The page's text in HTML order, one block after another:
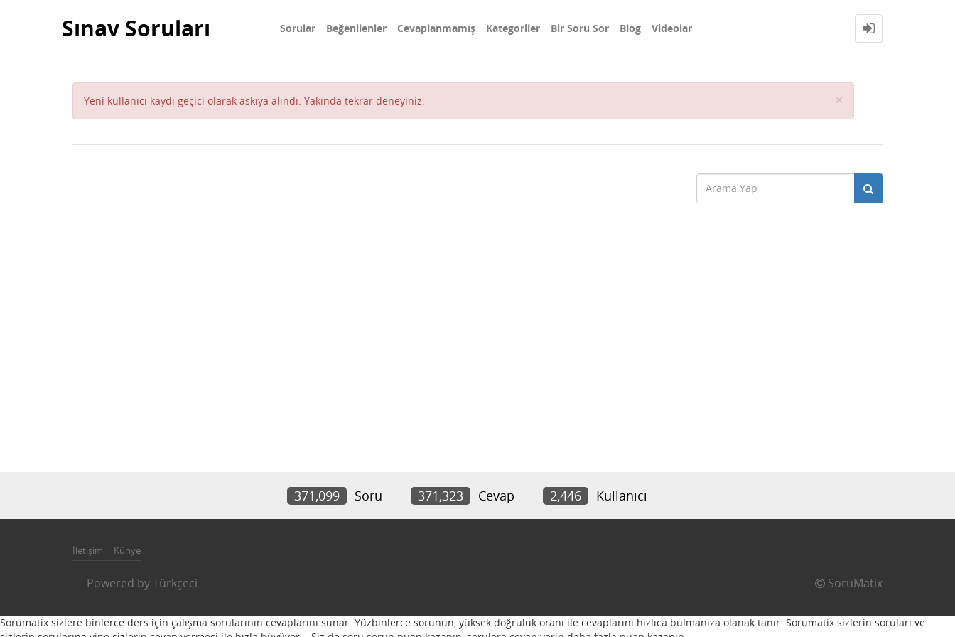
Sınav Soruları Sorular Beğenilenler Cevaplanmamış Kategoriler Bir Soru Sor Blog Videolar
Yeni kullanıcı kaydı geçici olarak askıya alındı. Yakında tekrar deneyiniz. ×
371,099 Soru 371,323 Cevap 2,446 Kullanıcı
İletişim Künye
Powered byTürkçeci SoruMatix
Sorumatix sizlere binlerce ders için çalışma sorularının cevaplarını sunar. Yüzbinlerce sorunun, yüksek doğruluk oranı ile cevaplarını hızlıca bulmanıza olanak tanır. Sorumatix sizlerin soruları ve